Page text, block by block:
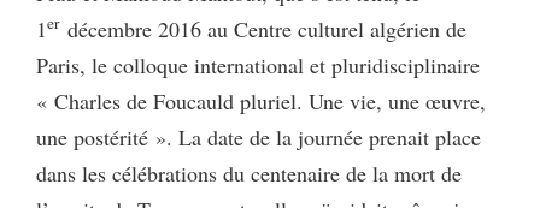
1er décembre 2016 au Centre culturel algérien de
Paris, le colloque international et pluridisciplinaire
« Charles de Foucauld pluriel. Une vie, une œuvre,
une postérité ». La date de la journée prenait place
dans les célébrations du centenaire de la mort de